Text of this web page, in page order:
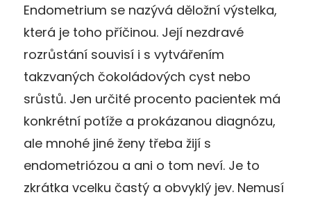
Endometrium se nazývá děložní výstelka,
která je toho příčinou. Její nezdravé
rozrůstání souvisí i s vytvářením
takzvaných čokoládových cyst nebo
srůstů. Jen určité procento pacientek má
konkrétní potíže a prokázanou diagnózu,
ale mnohé jiné ženy třeba žijí s
endometriózou a ani o tom neví. Je to
zkrátka vcelku častý a obvyklý jev. Nemusí